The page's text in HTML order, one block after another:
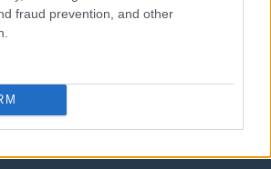
fraud prevention, and other
Bydgoszcz